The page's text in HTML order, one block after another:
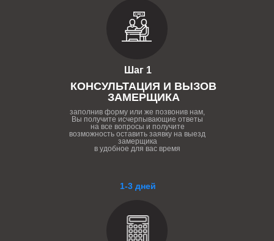
1-3 дней
Шаг 1
КОНСУЛЬТАЦИЯ И ВЫЗОВ
ЗАМЕРЩИКА
заполнив форму или же позвонив нам,
Вы получите исчерпывающие ответы
на все вопросы и получите
возможность оставить заявку на выезд
замерщика
в удобное для вас время